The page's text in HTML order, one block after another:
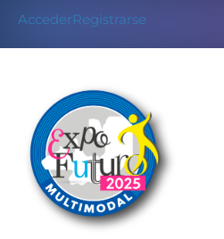
AccederRegistrarse